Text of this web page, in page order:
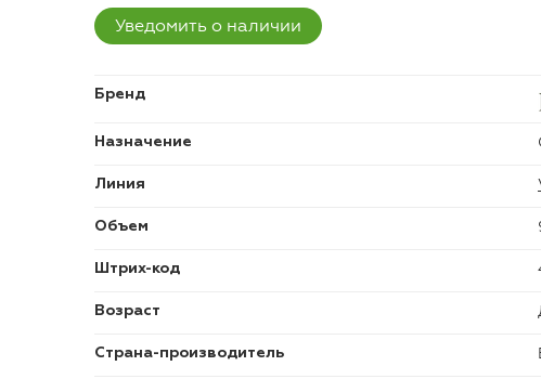
Уведомить о наличии
Бренд
Назначение
Линия
Объем
Штрих-код
Возраст
Страна-производитель